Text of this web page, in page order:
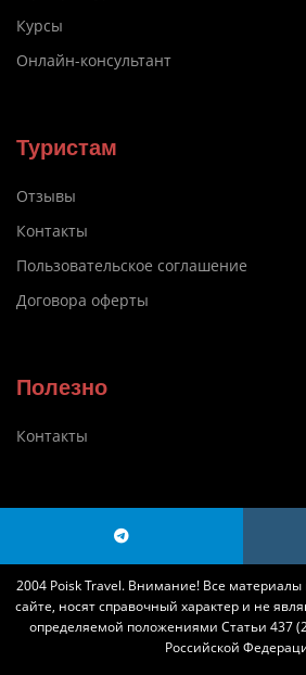
Курсы
Онлайн-консультант
Туристам
Отзывы
Контакты
Пользовательское соглашение
Договора оферты
Полезно
Контакты
2004 Poisk Travel. Внимание! Все
сайте, носят справочный характер и не
определяемой положениями Статьи 437
Российской